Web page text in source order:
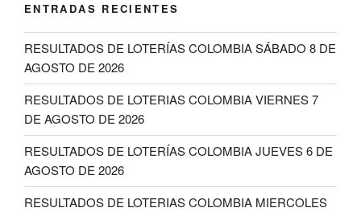
ENTRADAS RECIENTES
RESULTADOS DE LOTERÍAS COLOMBIA SÁBADO 8 DE
AGOSTO DE 2026
RESULTADOS DE LOTERIAS COLOMBIA VIERNES 7
DE AGOSTO DE 2026
RESULTADOS DE LOTERÍAS COLOMBIA JUEVES 6 DE
AGOSTO DE 2026
RESULTADOS DE LOTERIAS COLOMBIA MIERCOLES